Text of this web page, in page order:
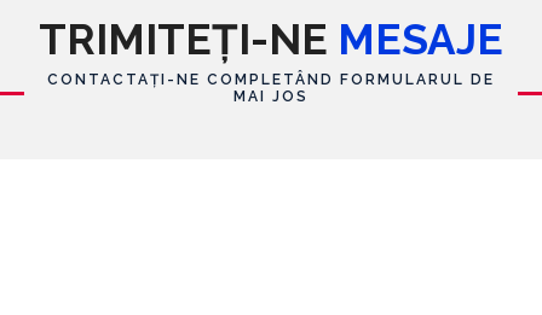
TRIMITEȚI-NE MESAJE
CONTACTAȚI-NE COMPLETÂND FORMULARUL DE
MAI JOS